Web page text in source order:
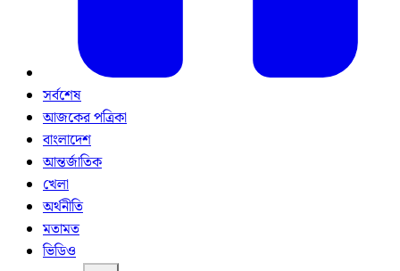
সর্বশেষ
আজকের পত্রিকা
বাংলাদেশ
আন্তর্জাতিক
খেলা
অর্থনীতি
মতামত
ভিডিও